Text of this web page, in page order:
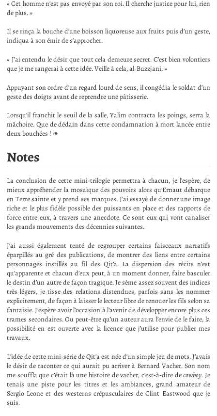
« Cet homme n’est pas envoyé par son roi. Il cherche justice pour lui, rien
de plus. »
Il se rinça la bouche d’une boisson liquoreuse aux fruits puis d’un geste,
indiqua à son émir de s’approcher.
« J’ai entendu le désir que tout cela demeure secret. C’est bien volontiers
que je me rangerai à cette idée. Veille à cela, al-Buzzjani. »
Appuyant son ordre d’un regard lourd de sens, il congédia le soldat d’un
geste des doigts avant de reprendre une pâtisserie.
Lorsqu’il franchit le seuil de la salle, Yalim contracta les poings, serra la
mâchoire. Que de dédain dans cette condamnation à mort lancée entre
deux bouchées ! ❧
Notes
La conclusion de cette mini-trilogie permettra à chacun, je l’espère, de
mieux appréhender la mosaïque des pouvoirs alors qu’Ernaut débarque
en Terre sainte et y prend ses marques. J’ai essayé de donner une image
riche et le plus fidèle possible des puissants en place et des rapports de
force entre eux, à travers une anecdote. Ce sont eux qui vont canaliser
les grands mouvements des décennies suivantes.
J’ai aussi également tenté de regrouper certains faisceaux narratifs
éparpillés au gré des publications, de montrer des liens entre certains
personnages instillés au fil des Qit’a. La dispersion des récits n’est
qu’apparente et chacun d’eux peut, à un moment donner, faire basculer
le destin d’un autre de façon tragique. Je sème assez souvent des indices
très légers, je tisse des relations distendues, parfois sans les nommer
explicitement, de façon à laisser le lecteur libre de renouer les fils selon sa
fantaisie. J’espère avoir l’occasion à l’avenir de développer encore plus ces
trames secondaires. Ou peut-être qu’un auteur aura l’envie de le faire, la
possibilité en est ouverte avec la licence que j’utilise pour publier mes
travaux.
L’idée de cette mini-série de Qit’a est née d’un simple jeu de mots. J’avais
le désir de raconter ce qui aurait pu arriver à Bernard Vacher. Son nom
me souffla que c’était là une histoire de vacher, c’est-à-dire decowboy. Je
tenais une piste pour les titres et les ambiances, grand amateur de
Sergio Leone et des westerns crépusculaires de Clint Eastwood que je
suis.